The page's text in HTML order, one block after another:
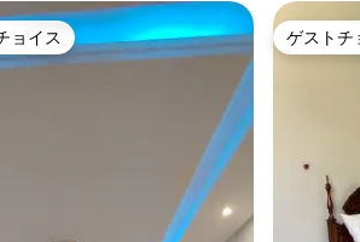
ストチョイスです。
ョイス ゲストチ
ゲストチ